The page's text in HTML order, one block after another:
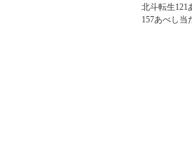
北斗転生121
157あべし当